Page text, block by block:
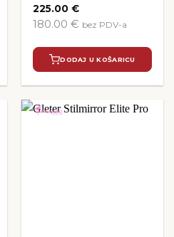
225.00€
180.00 € bez PDV-a
DODAJ U KOŠARICU